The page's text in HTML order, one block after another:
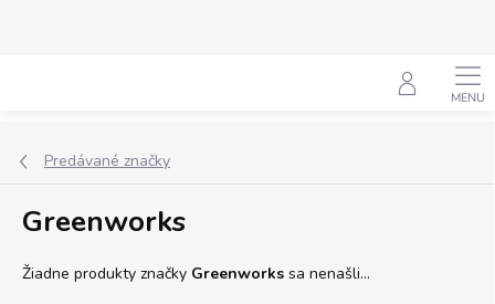
Hľadať
Predávané značky
Greenworks
Žiadne produkty značky Greenworks sa nenašli...